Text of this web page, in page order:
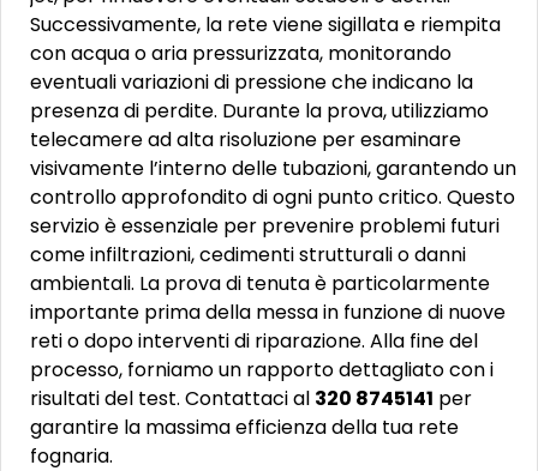
Successivamente, la rete viene sigillata e riempita
con acqua o aria pressurizzata, monitorando
eventuali variazioni di pressione che indicano la
presenza di perdite. Durante la prova, utilizziamo
telecamere ad alta risoluzione per esaminare
visivamente l’interno delle tubazioni, garantendo un
controllo approfondito di ogni punto critico. Questo
servizio è essenziale per prevenire problemi futuri
come infiltrazioni, cedimenti strutturali o danni
ambientali. La prova di tenuta è particolarmente
importante prima della messa in funzione di nuove
reti o dopo interventi di riparazione. Alla fine del
processo, forniamo un rapporto dettagliato con i
risultati del test. Contattaci al 320 8745141 per
garantire la massima efficienza della tua rete
fognaria.